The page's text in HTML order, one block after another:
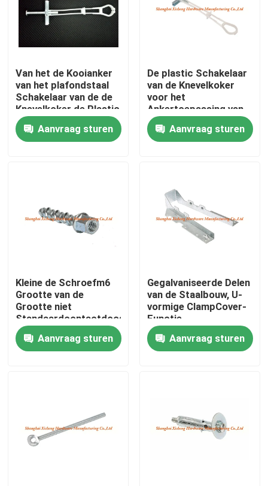
Huis
Ongeveer ons
Kwaliteitscontrole
Contacteer ons
Het Comité van de staaltoegang
Van het de Kooianker
van het plafondstaal
Schakelaar van de de
Knevelkoker de Plastic
Aanvraag sturen
De plastic Schakelaar
van de Knevelkoker
voor het
Ankertoepassing van
de Staalkooi in
Plafonds en Muren
Aanvraag sturen
Kleine de Schroefm6
Grootte van de
Grootte niet
Standaardcontactdoos
voor
Autovervangstukken
Aanvraag sturen
Gegalvaniseerde Delen
van de Staalbouw, U-
vormige ClampCover-
Functie
Aanvraag sturen